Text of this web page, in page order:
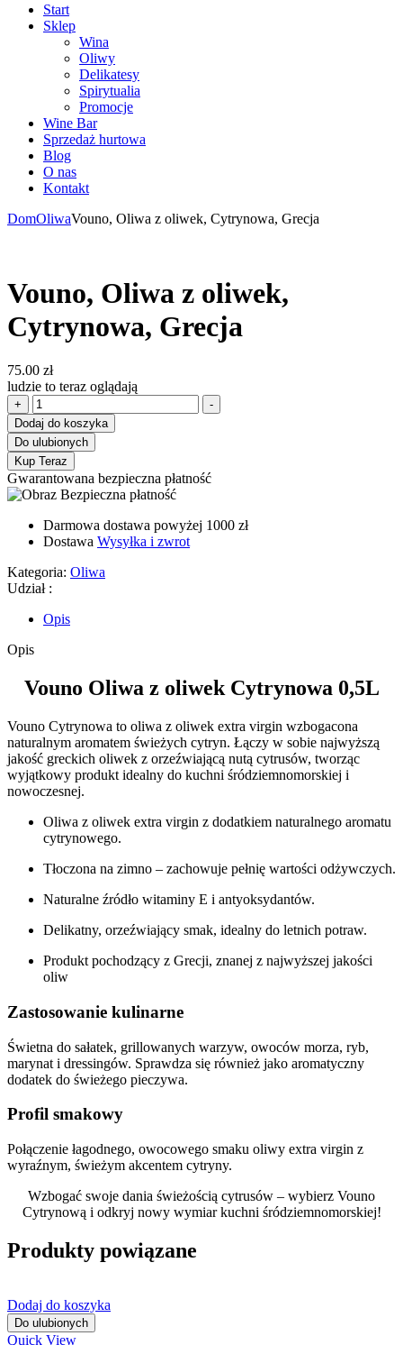
Start
Sklep
Wina
Oliwy
Delikatesy
Spirytualia
Promocje
Wine Bar
Sprzedaż hurtowa
Blog
O nas
Kontakt
DomOliwaVouno, Oliwa z oliwek, Cytrynowa, Grecja
Vouno, Oliwa z oliwek,
Cytrynowa, Grecja
75.00 zł
ludzie to teraz oglądają
+
ilość
Vouno,
Oliwa
z
oliwek,
Cytrynowa,
Grecja
-
Dodaj do koszyka
Do ulubionych
Kup Teraz
Gwarantowana bezpieczna płatność
Darmowa dostawa powyżej 1000 zł
Dostawa Wysyłka i zwrot
Kategoria: Oliwa
Udział :
Opis
Opis
Vouno Oliwa z oliwek Cytrynowa 0,5L
Vouno Cytrynowa to oliwa z oliwek extra virgin wzbogacona
naturalnym aromatem świeżych cytryn. Łączy w sobie najwyższą
jakość greckich oliwek z orzeźwiającą nutą cytrusów, tworząc
wyjątkowy produkt idealny do kuchni śródziemnomorskiej i
nowoczesnej.
Oliwa z oliwek extra virgin z dodatkiem naturalnego aromatu
cytrynowego.
Tłoczona na zimno – zachowuje pełnię wartości odżywczych.
Naturalne źródło witaminy E i antyoksydantów.
Delikatny, orzeźwiający smak, idealny do letnich potraw.
Produkt pochodzący z Grecji, znanej z najwyższej jakości
oliw
Zastosowanie kulinarne
Świetna do sałatek, grillowanych warzyw, owoców morza, ryb,
marynat i dressingów. Sprawdza się również jako aromatyczny
dodatek do świeżego pieczywa.
Profil smakowy
Połączenie łagodnego, owocowego smaku oliwy extra virgin z
wyraźnym, świeżym akcentem cytryny.
Wzbogać swoje dania świeżością cytrusów – wybierz Vouno
Cytrynową i odkryj nowy wymiar kuchni śródziemnomorskiej!
Produkty powiązane
Dodaj do koszyka
Do ulubionych
Quick View